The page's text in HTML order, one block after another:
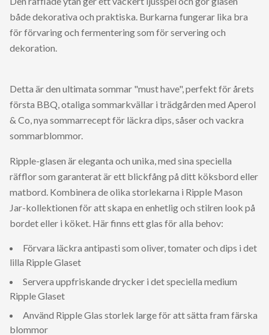
både dekorativa och praktiska. Burkarna fungerar lika bra
för förvaring och fermentering som för servering och
dekoration.
Detta är den ultimata sommar "must have", perfekt för årets
första BBQ, otaliga sommarkvällar i trädgården med Aperol
& Co, nya sommarrecept för läckra dips, såser och vackra
sommarblommor.
Ripple-glasen är eleganta och unika, med sina speciella
räfflor som garanterat är ett blickfång på ditt köksbord eller
matbord. Kombinera de olika storlekarna i Ripple Mason
Jar-kollektionen för att skapa en enhetlig och stilren look på
bordet eller i köket. Här finns ett glas för alla behov:
Förvara läckra antipasti som oliver, tomater och dips i det
lilla Ripple Glaset
Servera uppfriskande drycker i det speciella medium
Ripple Glaset
Använd Ripple Glas storlek large för att sätta fram färska
blommor